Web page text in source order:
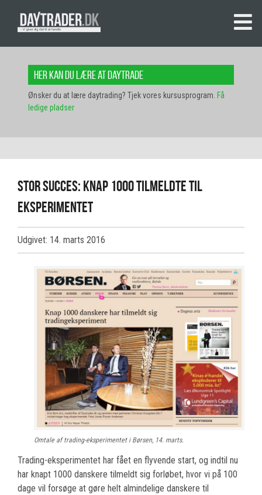
Her kan du lære at daytrade
Ønsker du at lære daytrading? Tjek vores kursusprogram. Få
ledige pladser
Stor succes: Knap 1000 tilmeldte til
eksperimentet
Udgivet: 14. marts 2016
Omtale af trading-eksperimentet i Børsen, 14. marts.
Trading-eksperimentet har fået en flyvende start, og indtil nu
har knapt 1000 danskere tilmeldt sig forløbet, hvor vi på 100
dage vil forsøge at gøre helt almindelige danskere til